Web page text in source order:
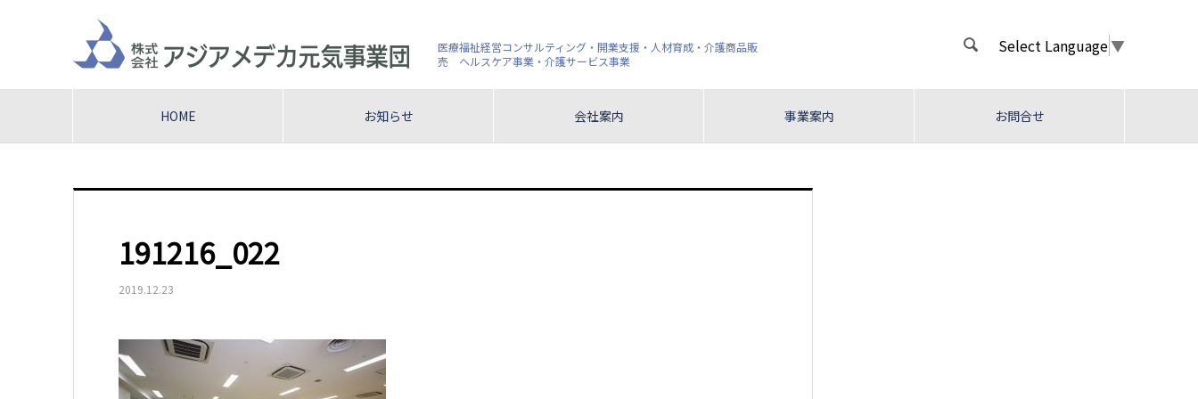
医療福祉経営コンサルティング・開業支援・人材育成・介護商品販
売 ヘルスケア事業・介護サービス事業
 Select Language▼
HOME お知らせ 会社案内 事業案内 お問合せ
191216_022
2019.12.23